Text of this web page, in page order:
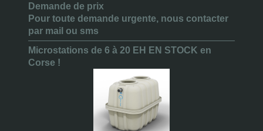
Demande de prix
Pour toute demande urgente, nous contacter
par mail ou sms
Microstations de 6 à 20 EH EN STOCK en
Corse !